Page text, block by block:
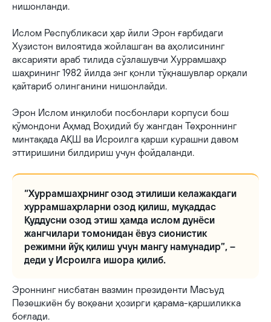
нишонланди.
Ислом Республикаси ҳар йили Эрон ғарбидаги
Хузистон вилоятида жойлашган ва аҳолисининг
аксарияти араб тилида сўзлашувчи Хуррамшаҳр
шаҳрининг 1982 йилда энг қонли тўқнашувлар орқали
қайтариб олинганини нишонлайди.
Эрон Ислом инқилоби посбонлари корпуси бош
қўмондони Аҳмад Воҳидий бу жангдан Теҳроннинг
минтақада АҚШ ва Исроилга қарши курашни давом
эттиришини билдириш учун фойдаланди.
“Хуррамшаҳрнинг озод этилиши келажакдаги
хуррамшаҳрларни озод қилиш, муқаддас
Қуддусни озод этиш ҳамда ислом дунёси
жангчилари томонидан ёвуз сионистик
режимни йўқ қилиш учун мангу намунадир”, –
деди у Исроилга ишора қилиб.
Эроннинг нисбатан вазмин президенти Масъуд
Пезешкиён бу воқеани ҳозирги қарама-қаршиликка
боғлади.